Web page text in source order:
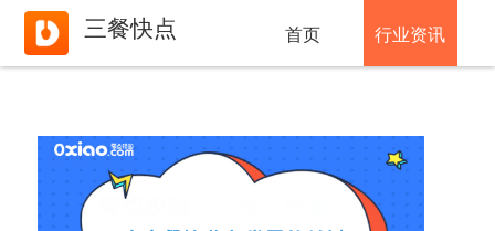
三餐快点 首页 行业资讯